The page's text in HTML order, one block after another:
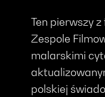
Ten pierwszy
Zespole
malarskimi
polskiej